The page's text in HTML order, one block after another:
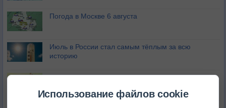
Погода в Москве 6 августа
Июль в России стал самым тёплым за всю
историю
В Центральной России наступают самые жаркие
Использование файлов cookie